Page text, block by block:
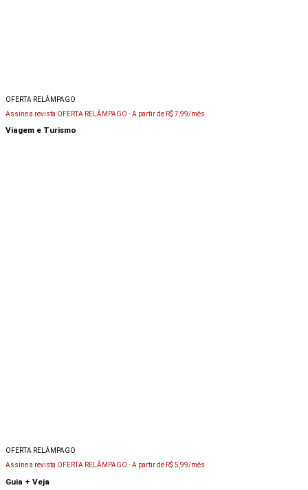
OFERTA RELÂMPAGO
Assine a revista OFERTA RELÂMPAGO -A partir de R$ 7,99/mês
Viagem e Turismo
OFERTA RELÂMPAGO
Assine a revista OFERTA RELÂMPAGO -A partir de R$ 5,99/mês
Guia + Veja